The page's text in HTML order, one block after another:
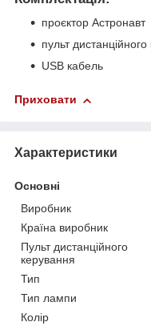
проєктор Астронавт
пульт
USB кабель
Приховати
Характеристики
Основні
Виробник
Країна виробник
Пульт дистанційного
керування
Тип
Тип лампи
Колір